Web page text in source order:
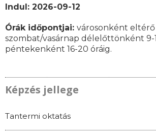
Indul: 2026-09-12
Órák időpontjai: városonként
szombat/vasárnap délelőttönként 9-
péntekenként 16-20 óráig.
Képzés jellege
Tantermi oktatás